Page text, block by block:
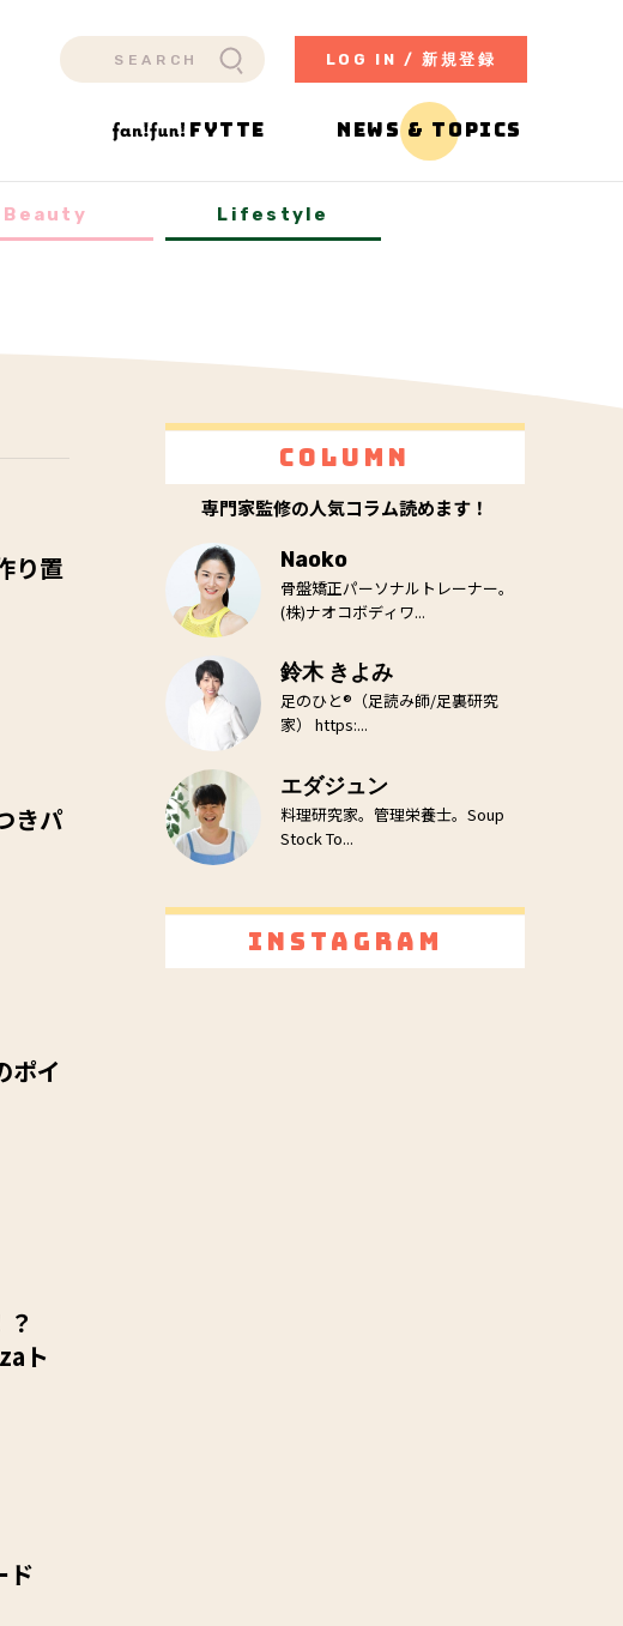
LOG IN / 新規登録
FYTTE NEWS & TOPICS
Beauty Lifestyle
り置
きパ
ポイ
ト
ド
Column
専門家監修の人気コラム読めます！
Naoko
骨盤矯正パーソナルトレーナー。
(株)ナオコボディワ...
鈴木 きよみ
足のひと®（足読み師/足裏研究
家） https:...
エダジュン
料理研究家。管理栄養士。Soup
Stock To...
Instagram